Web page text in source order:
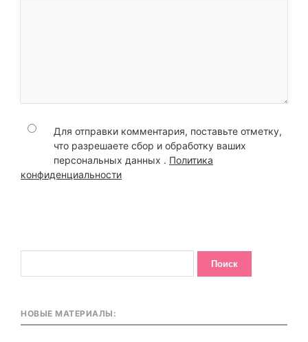
Для отправки комментария, поставьте отметку,
что разрешаете сбор и обработку ваших
персональных данных . Политика
конфиденциальности
НОВЫЕ МАТЕРИАЛЫ: